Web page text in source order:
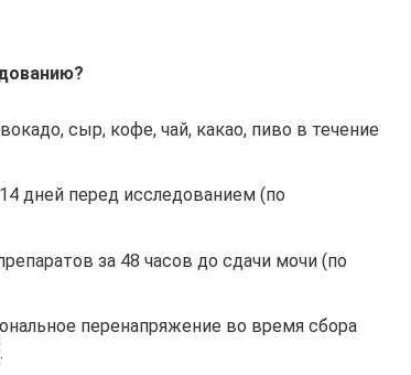
сыр, кофе, чай, какао, пиво в течение
дней перед исследованием (по
за 48 часов до сдачи мочи (по
перенапряжение во время сбора